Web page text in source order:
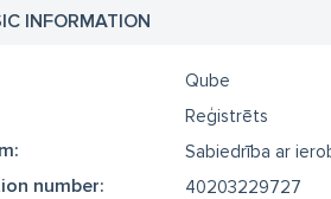
INFORMATION
Qube
Reģistrēts
Sabiedrība ar
number: 40203229727